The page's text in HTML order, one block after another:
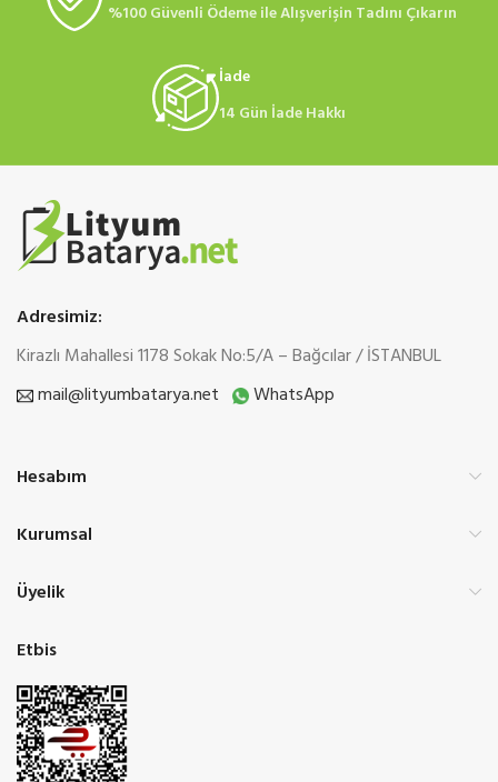
%100 Güvenli Ödeme ile Alışverişin Tadını Çıkarın
İade
14 Gün İade Hakkı
Adresimiz:
Kirazlı Mahallesi 1178 Sokak No:5/A – Bağcılar / İSTANBUL
mail@lityumbatarya.net
WhatsApp
Hesabım
Kurumsal
Üyelik
Etbis